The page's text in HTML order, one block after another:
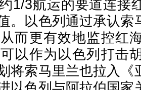
1/3航运的要道连接
。以色列通过承认索
而更有效地监控红
以作为以色列打击
将索马里兰也拉入《